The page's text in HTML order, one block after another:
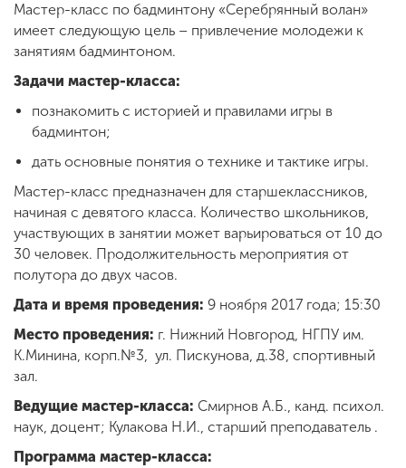
Обучение
Наука
деятельность
Другие виды
деятельности
Студенческая жизнь
организации
Мастер-класс по бадминтону «Серебрянный волан»
имеет следующую цель – привлечение молодежи к
занятиям бадминтоном.
Задачи мастер-класса:
познакомить с историей и правилами игры в
бадминтон;
дать основные понятия о технике и тактике игры.
Мастер-класс предназначен для старшеклассников,
начиная с девятого класса. Количество школьников,
участвующих в занятии может варьироваться от 10 до
30 человек. Продолжительность мероприятия от
полутора до двух часов.
Дата и время проведения: 9 ноября 2017 года; 15:30
Место проведения: г. Нижний Новгород, НГПУ им.
К.Минина, корп.№3, ул. Пискунова, д.38, спортивный
зал.
Ведущие мастер-класса: Смирнов А.Б., канд. психол.
наук, доцент; Кулакова Н.И., старший преподаватель .
Программа мастер-класса: